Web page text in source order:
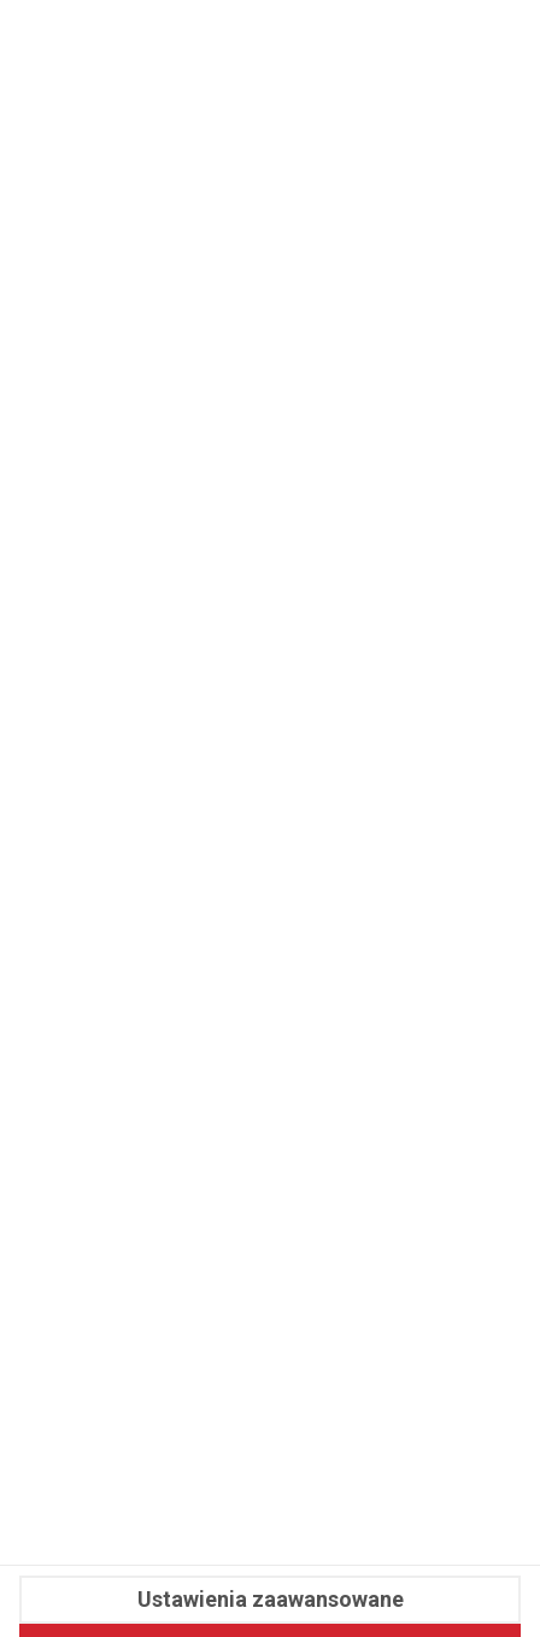
Fit.pl © 2026 Wszystkie prawa zastrzeżone.
Pawelec.info
Ustawienia zaawansowane